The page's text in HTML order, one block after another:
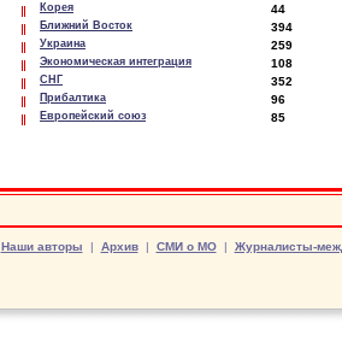
Корея 44
Ближний Восток 394
Украина 259
Экономическая интеграция 108
СНГ 352
Прибалтика 96
Европейский союз 85
Наши авторы | Архив| СМИ о МО| Журналисты-